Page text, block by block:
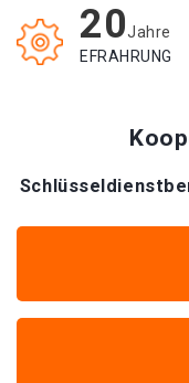
20Jahre
EFRAHRUNG